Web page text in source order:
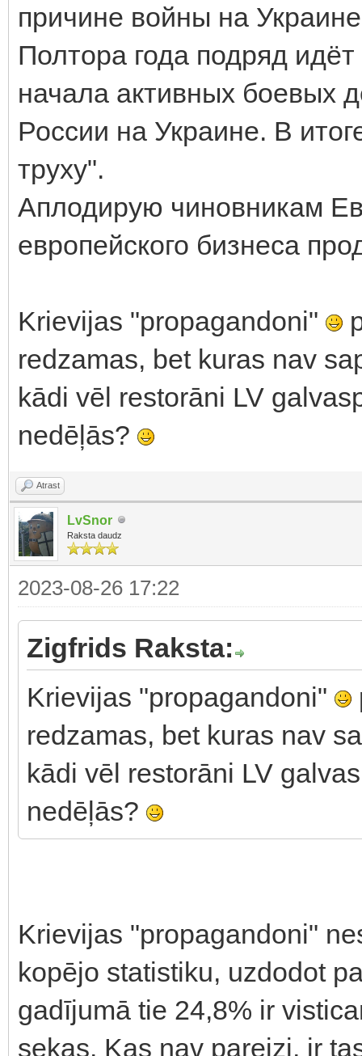
причине войны на
Полтора года подряд
начала активных боевых
России на Украине. В
труху".
Аплодирую чиновникам
европейского бизнеса
Krievijas "propagandoni"
redzamas, bet kuras nav
kādi vēl restorāni LV
nedēļās?
Atrast
LvSnor
Raksta daudz
2023-08-26 17:22
Zigfrids Raksta:
Krievijas "propagandoni"
redzamas, bet kuras nav
kādi vēl restorāni LV
nedēļās?
Krievijas "propagandoni"
kopējo statistiku, uzdodot
gadījumā tie 24,8% ir
sekas. Kas nav pareizi, ir